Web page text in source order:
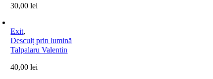
30,00lei
Exit,
Desculț prin lumină
Talpalaru Valentin
40,00lei